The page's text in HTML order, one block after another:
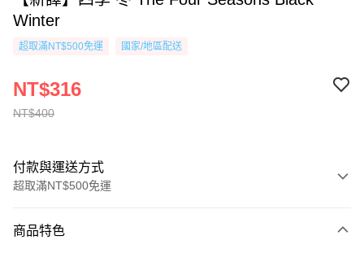
Winter
超取滿NT$500免運 國家/地區配送
NT$400
NT$316
付款與運送方式
超取滿NT$500免運
信用卡一次付款
商品特色